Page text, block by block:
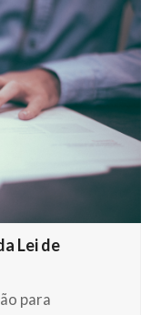
Lei de
para